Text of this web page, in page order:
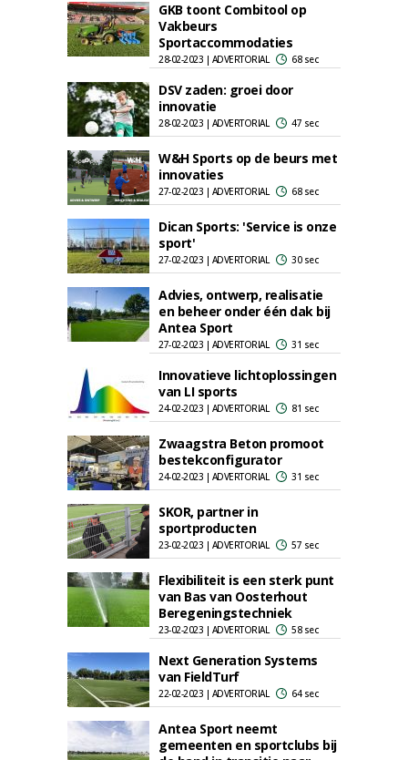
GKB toont Combitool op
Vakbeurs
Sportaccommodaties
28-02-2023 | ADVERTORIAL 68 sec
DSV zaden: groei door
innovatie
28-02-2023 | ADVERTORIAL 47 sec
W&H Sports op de beurs met
innovaties
27-02-2023 | ADVERTORIAL 68 sec
Dican Sports: 'Service is onze
sport'
27-02-2023 | ADVERTORIAL 30 sec
Advies, ontwerp, realisatie
en beheer onder één dak bij
Antea Sport
27-02-2023 | ADVERTORIAL 31 sec
Innovatieve lichtoplossingen
van LI sports
24-02-2023 | ADVERTORIAL 81 sec
Zwaagstra Beton promoot
bestekconfigurator
24-02-2023 | ADVERTORIAL 31 sec
SKOR, partner in
sportproducten
23-02-2023 | ADVERTORIAL 57 sec
Flexibiliteit is een sterk punt
van Bas van Oosterhout
Beregeningstechniek
23-02-2023 | ADVERTORIAL 58 sec
Next Generation Systems
van FieldTurf
22-02-2023 | ADVERTORIAL 64 sec
Antea Sport neemt
gemeenten en sportclubs bij